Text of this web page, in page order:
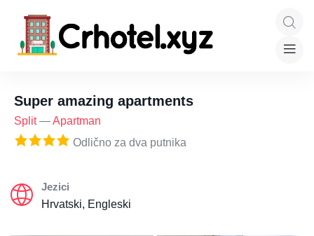
Super amazing apartments
Split—Apartman
Odlično za dva putnika
Jezici
Hrvatski, Engleski